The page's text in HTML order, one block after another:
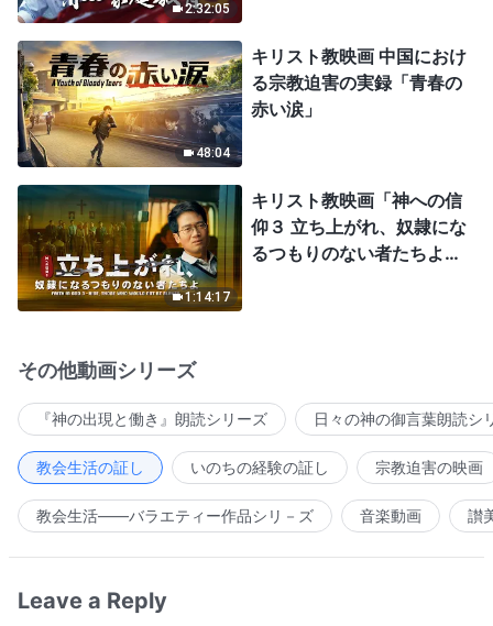
2:32:05
48:04
キリスト教映画 中国におけ
る宗教迫害の実録「青春の
赤い涙」
1:14:17
キリスト教映画「神への信
仰３ 立ち上がれ、奴隷にな
るつもりのない者たちよ」
その他動画シリーズ
『神の出現と働き』朗読シリーズ 日々の神の御言葉朗読シ
教会生活の証し いのちの経験の証し 宗教迫害の映画
教会生活――バラエティー作品シリ－ズ 音楽動画 讃
Leave a Reply